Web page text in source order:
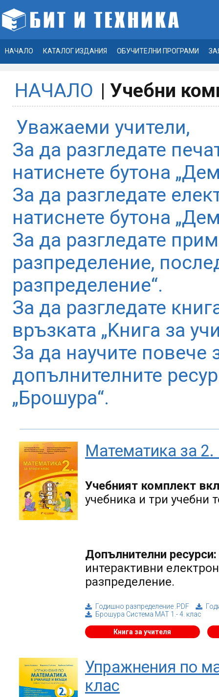
НАЧАЛО КАТАЛОГ ИЗДАНИЯ ОБУЧИТЕЛНИ ПРОГРАМИ
НАЧАЛО | Учебни
Уважаеми учители,
За да разгледате
натиснете бутона
За да разгледате
натиснете бутона
За да разгледате
разпределение,
разпределение“.
За да разгледате
връзката „Kнига за
За да научите повече
допълнителните
„Брошура“.
Математика за 2.
Учебният комплект
учебника и три учебни
Допълнителни ресурси:
интерактивни
разпределение.
Годишно разпределение .PDF
Брошура Система МАТ 1.- 4. клас
Книга за учителя
Упражнения по
клас